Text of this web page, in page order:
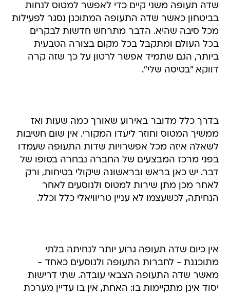
שדה תעופה משני קיים כדי לאפשר למטוס לנחות
בביטחון כאשר שדה התעופה המתוכנן נסגר לפעילות
מכל סיבה שהיא. הדבר מתרחש חדשות לבקרים
בכל העולם ומתקבל בכל מקום בצורה הטבעית
ביותר, הגם שתמיד אפשר לרטון על כך שזה קרה
דווקא "בטיסה שלי".
בדרך כלל מדובר באירוע שאורך כמה שעות ואז
ממשיך המטוס וחוזר ליעדו המקורי. אין שום חשיבות
לשאלה איזה מכל אפשרויות שדות התעופה שעמדו
בפני מרכז המבצעים של החברה נבחרה בסופו של
דבר. יש כאן בראש ובראשונה שיקולי בטיחות, ורק
לאחר מכן מתן שירות למטוס ולנוסעים לאחר
הנחיתה, לכשעצמו לא עניין טריוויאלי כלל וכלל.
אין כיום שדה תעופה גרוע יותר לנחיתה בלתי
מתוכננת - לחברות התעופה ולנוסעים כאחד -
מאשר שדה התעופה הצבאי עובדה. שתי דרישות
יסוד אינן מתקיימות בו: האחת, אין בו עדיין מערכת